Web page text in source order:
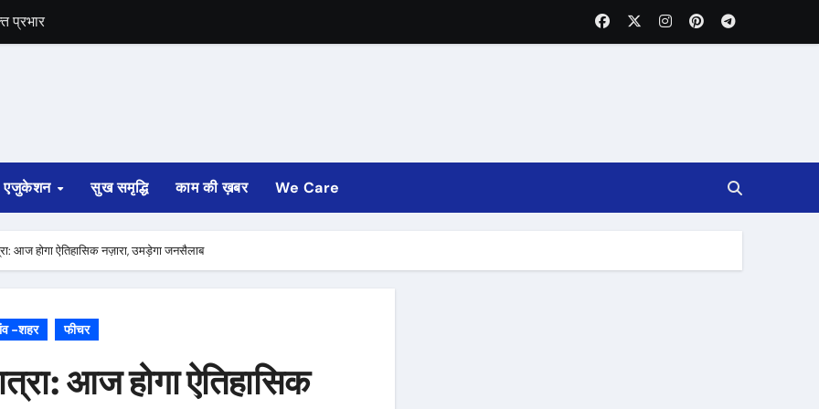
प्रभार
बनी
का प्रभार
एजुकेशन सुख समृद्धि काम की ख़बर We Care
आज होगा ऐतिहासिक नज़ारा, उमड़ेगा जनसैलाब
-शहर फीचर
आज होगा ऐतिहासिक